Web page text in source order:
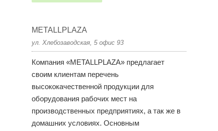
METALLPLAZA
ул. Хлебозаводская, 5 офис 93
Компания «METALLPLAZA» предлагает
своим клиентам перечень
высококачественной продукции для
оборудования рабочих мест на
производственных предприятиях, а так же в
домашних условиях. Основным